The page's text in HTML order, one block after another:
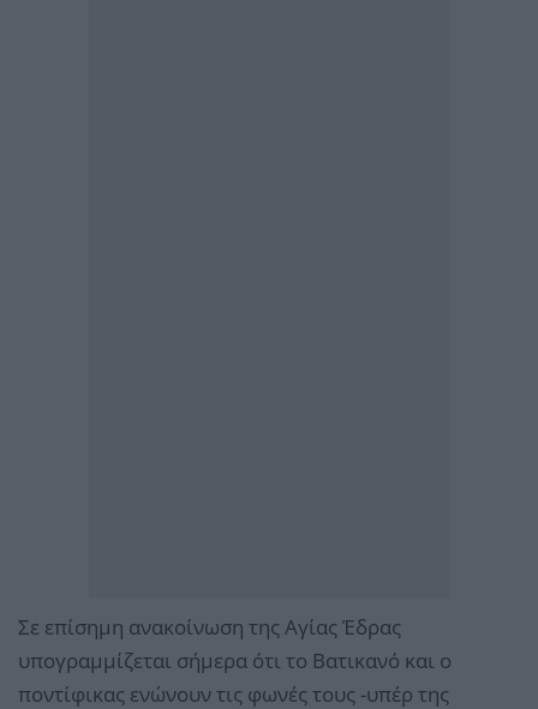
Σε επίσημη ανακοίνωση της Αγίας Έδρας
υπογραμμίζεται σήμερα ότι το Βατικανό και ο
ποντίφικας ενώνουν τις φωνές τους -υπέρ της